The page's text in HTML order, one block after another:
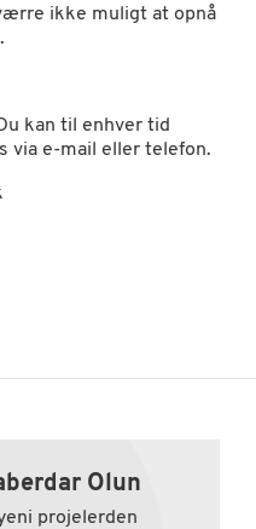
ikke muligt at opnå
kan til enhver tid
via e-mail eller telefon.
Olun
projelerden